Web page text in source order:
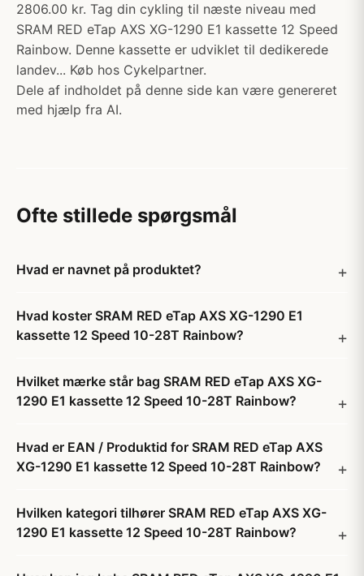
2806.00 kr. Tag din cykling til næste niveau med
SRAM RED eTap AXS XG-1290 E1 kassette 12 Speed
Rainbow. Denne kassette er udviklet til dedikerede
landev... Køb hos Cykelpartner.
Dele af indholdet på denne side kan være genereret
med hjælp fra AI.
Ofte stillede spørgsmål
Hvad er navnet på produktet?
Hvad koster SRAM RED eTap AXS XG-1290 E1
kassette 12 Speed 10-28T Rainbow?
Hvilket mærke står bag SRAM RED eTap AXS XG-
1290 E1 kassette 12 Speed 10-28T Rainbow?
Hvad er EAN / Produktid for SRAM RED eTap AXS
XG-1290 E1 kassette 12 Speed 10-28T Rainbow?
Hvilken kategori tilhører SRAM RED eTap AXS XG-
1290 E1 kassette 12 Speed 10-28T Rainbow?